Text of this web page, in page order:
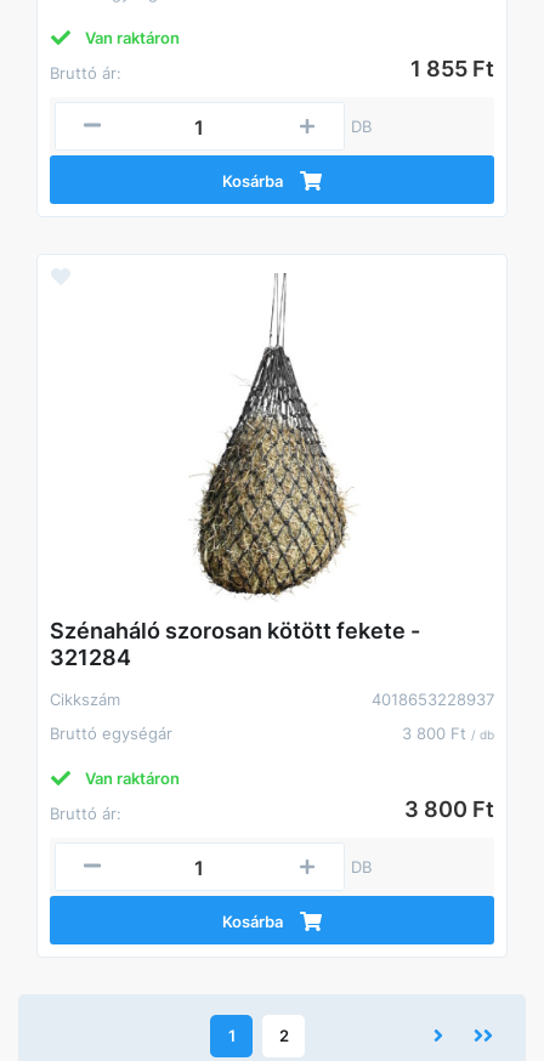
Van raktáron
Bruttó ár:
1 855 Ft
DB
Kosárba
Szénaháló szorosan kötött fekete -
321284
Cikkszám
4018653228937
Bruttó egységár
3 800 Ft / db
Van raktáron
Bruttó ár:
3 800 Ft
DB
Kosárba
1 2